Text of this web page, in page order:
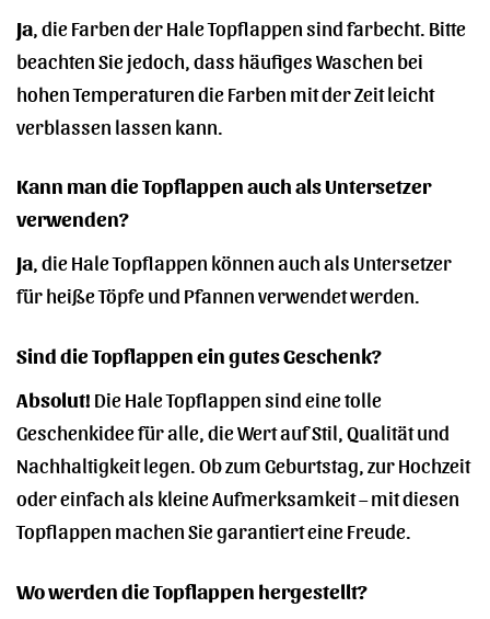
Ja , die Farben der Hale Topflappen sind farbecht. Bitte
beachten Sie jedoch, dass häufiges Waschen bei
hohen Temperaturen die Farben mit der Zeit leicht
verblassen lassen kann.
Kann man die Topflappen auch als Untersetzer
verwenden?
Ja , die Hale Topflappen können auch als Untersetzer
für heiße Töpfe und Pfannen verwendet werden.
Sind die Topflappen ein gutes Geschenk?
Absolut! Die Hale Topflappen sind eine tolle
Geschenkidee für alle, die Wert auf Stil, Qualität und
Nachhaltigkeit legen. Ob zum Geburtstag, zur Hochzeit
oder einfach als kleine Aufmerksamkeit – mit diesen
Topflappen machen Sie garantiert eine Freude.
Wo werden die Topflappen hergestellt?